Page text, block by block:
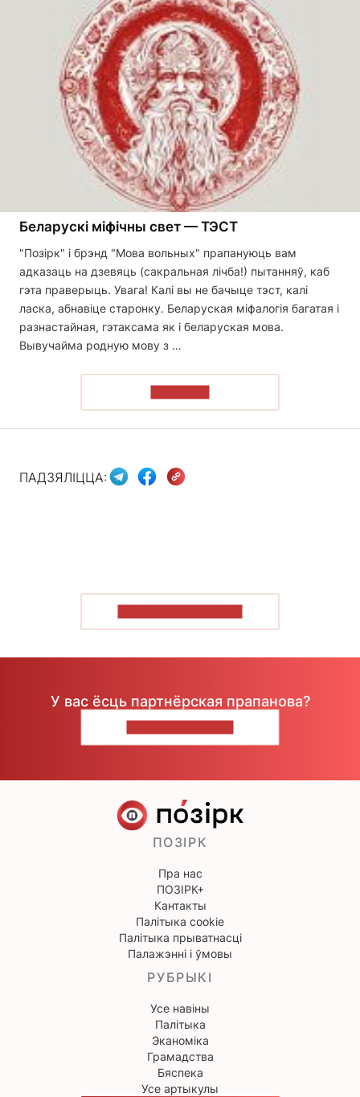
Беларускі міфічны свет — ТЭСТ
"Позірк" і брэнд "Мова вольных" прапануюць вам
адказаць на дзевяць (сакральная лічба!) пытанняў, каб
гэта праверыць. Увага! Калі вы не бачыце тэст, калі
ласка, абнавіце старонку. Беларуская міфалогія багатая і
разнастайная, гэтаксама як і беларуская мова.
Вывучайма родную мову з …
ПАДЗЯЛІЦЦА:
У вас ёсць партнёрская прапанова?
ПОЗІРК
Пра нас
ПОЗІРК+
Кантакты
Палітыка cookie
Палітыка прыватнасці
Палажэнні і ўмовы
РУБРЫКІ
Усе навіны
Палітыка
Эканоміка
Грамадства
Бяспека
Усе артыкулы